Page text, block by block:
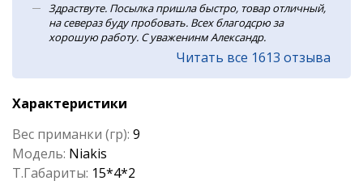
Здраствуте. Посылка пришла быстро, товар отличный,
на севераз буду пробовать. Всех благодсрю за
хорошую работу. С уваженинм Александр.
Читать все 1613 отзыва
Характеристики
Вес приманки (гр): 9
Модель: Niakis
Т.Габариты: 15*4*2